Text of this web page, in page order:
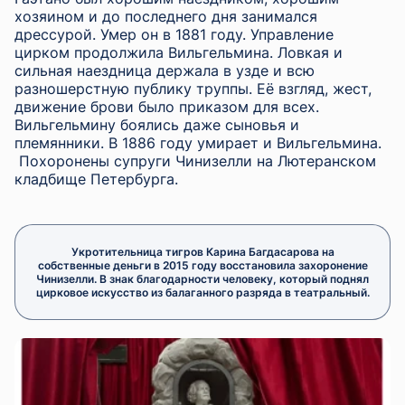
хозяином и до последнего дня занимался
дрессурой. Умер он в 1881 году. Управление
цирком продолжила Вильгельмина. Ловкая и
сильная наездница держала в узде и всю
разношерстную публику труппы. Её взгляд, жест,
движение брови было приказом для всех.
Вильгельмину боялись даже сыновья и
племянники. В 1886 году умирает и Вильгельмина.
Похоронены супруги Чинизелли на Лютеранском
кладбище Петербурга.
Укротительница тигров Карина Багдасарова на
собственные деньги в 2015 году восстановила захоронение
Чинизелли. В знак благодарности человеку, который поднял
цирковое искусство из балаганного разряда в театральный.